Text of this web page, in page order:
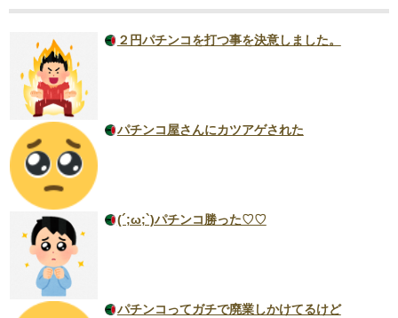
２円パチンコを打つ事を決意しました。
パチンコ屋さんにカツアゲされた
(´;ω;`)パチンコ勝った♡♡
パチンコってガチで廃業しかけてるけど